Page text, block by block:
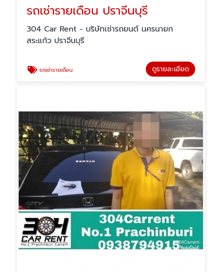
รถเช่ารายเดือน ปราจีนบุรี
304 Car Rent - บริษัทเช่ารถยนต์ นครนายก
สระแก้ว ปราจีนบุรี
รถเช่ารายเดือน ดูรายละเอียด